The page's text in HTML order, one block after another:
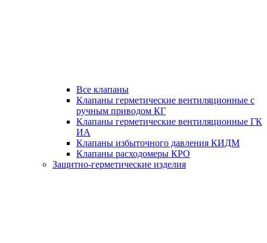
Все клапаны
Клапаны герметические вентиляционные с
ручным приводом КГ
Клапаны герметические вентиляционные ГК
ИА
Клапаны избыточного давления КИДМ
Клапаны расходомеры КРО
Защитно-герметические изделия